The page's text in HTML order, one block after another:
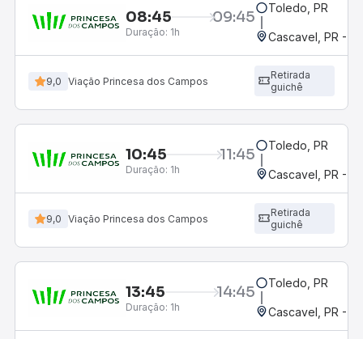
08:45 09:45
Duração: 1h
Toledo, PR
Cascavel, PR -
9,0 Viação Princesa dos Campos
Retirada
guichê
10:45 11:45
Duração: 1h
Toledo, PR
Cascavel, PR -
9,0 Viação Princesa dos Campos
Retirada
guichê
13:45 14:45
Duração: 1h
Toledo, PR
Cascavel, PR -